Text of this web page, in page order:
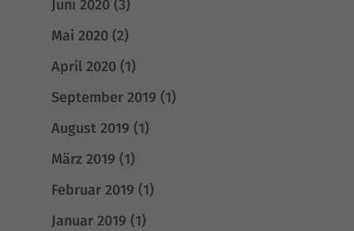
Juni 2020(3)
Mai 2020(2)
April 2020(1)
September 2019 (1)
August 2019 (1)
März 2019 (1)
Februar 2019 (1)
Januar 2019 (1)
ermöglichen beispielsweise sicherheitsrelevante Funktionalitäten.
einwandfreie Funktion der Website erforderlich.
Cookie-Informationen anzeigen
uns zu verstehen, wie unsere Besucher unsere Website nutzen.
Cookie-Informationen anzeigen
Externe Medien (4)
standardmäßig blockiert. Wenn Cookies von externen Medien akzeptiert